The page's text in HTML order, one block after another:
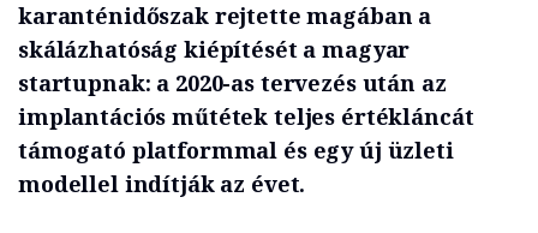
karanténidőszak rejtette magában a
skálázhatóság kiépítését a magyar
startupnak: a 2020-as tervezés után az
implantációs műtétek teljes értékláncát
támogató platformmal és egy új üzleti
modellel indítják az évet.